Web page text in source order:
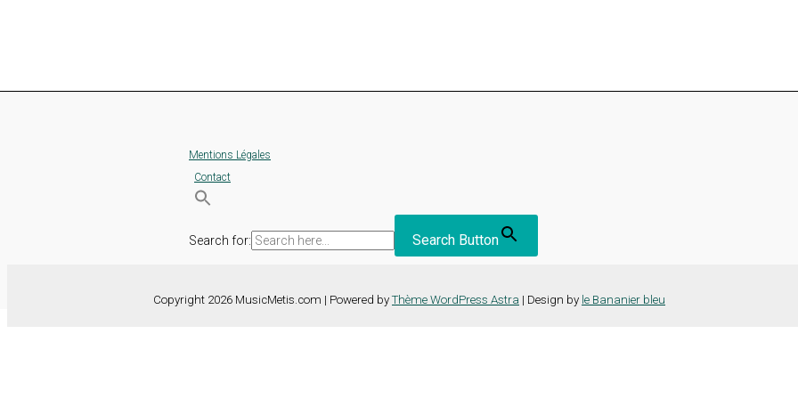
Mentions Légales
Contact
Search for: Search Button
Copyright 2026 MusicMetis.com | Powered by Thème WordPress Astra | Design by le Bananier bleu